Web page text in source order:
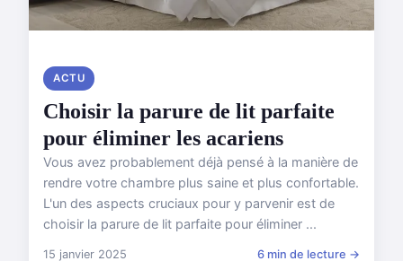
ACTU
Choisir la parure de lit parfaite
pour éliminer les acariens
Vous avez probablement déjà pensé à la manière de
rendre votre chambre plus saine et plus confortable.
L'un des aspects cruciaux pour y parvenir est de
choisir la parure de lit parfaite pour éliminer ...
15 janvier 2025 6 min de lecture →